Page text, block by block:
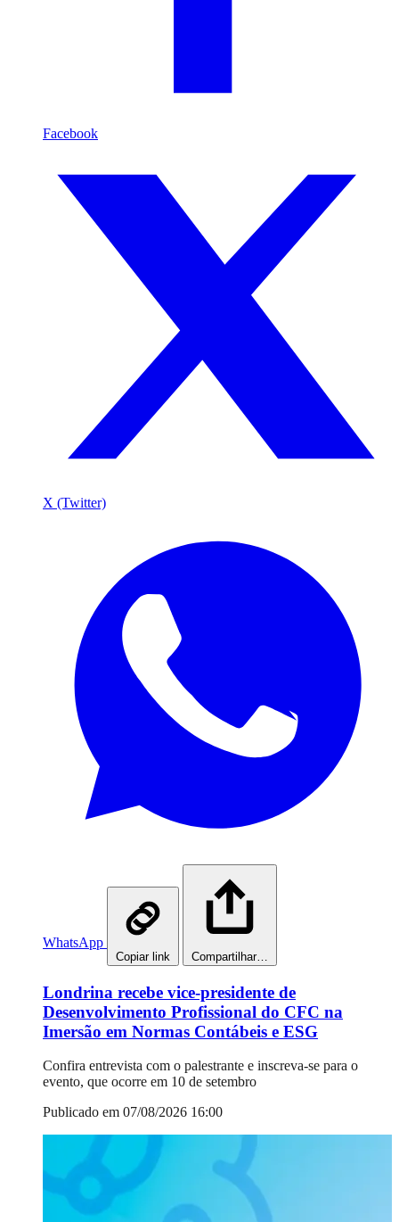
Facebook
X (Twitter)
WhatsApp
Copiar link Compartilhar…
Londrina recebe vice-presidente de
Desenvolvimento Profissional do CFC na
Imersão em Normas Contábeis e ESG
Confira entrevista com o palestrante e inscreva-se para o
evento, que ocorre em 10 de setembro
Publicado em 07/08/2026 16:00